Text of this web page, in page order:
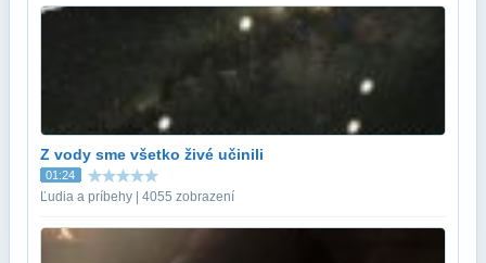
Z vody sme všetko živé učinili
01:24
Ľudia a príbehy | 4055 zobrazení